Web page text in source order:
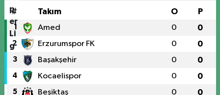
# Takım O P
1 Amed 0 0
2 Erzurumspor FK 0 0
3 Başakşehir 0 0
4 Kocaelispor 0 0
5 Beşiktaş 0 0